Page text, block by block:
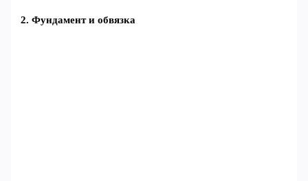
2. Фундамент и обвязка